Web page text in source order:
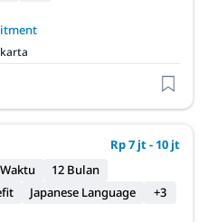
Rp 7 jt - 10 jt
12 Bulan
Japanese Language +3